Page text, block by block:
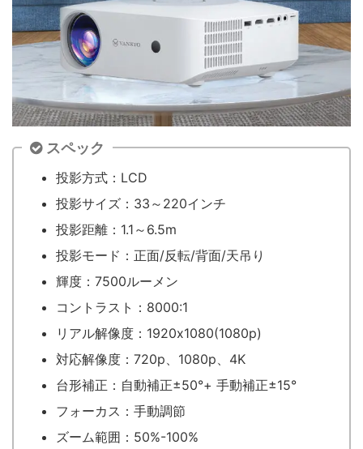
スペック
投影方式：LCD
投影サイズ：33～220インチ
投影距離：1.1～6.5m
投影モード：正面/反転/背面/天吊り
輝度：7500ルーメン
コントラスト：8000:1
リアル解像度：1920x1080(1080p)
対応解像度：720p、1080p、4K
台形補正：自動補正±50°+ 手動補正±15°
フォーカス：手動調節
ズーム範囲：50%-100%